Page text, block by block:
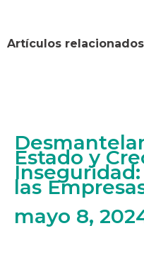
Artículos relacionados
Estado y
las
mayo 8,